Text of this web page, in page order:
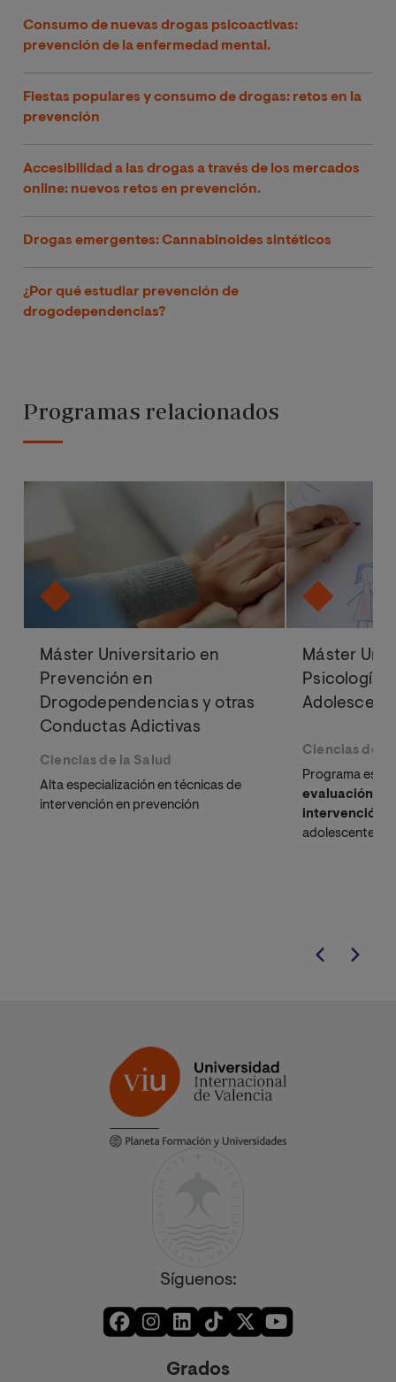
Consumo de nuevas drogas psicoactivas:
prevención de la enfermedad mental.
Fiestas populares y consumo de drogas: retos en la
prevención
Accesibilidad a las drogas a través de los mercados
online: nuevos retos en prevención.
Drogas emergentes: Cannabinoides sintéticos
¿Por qué estudiar prevención de
drogodependencias?
Programas relacionados
Máster Universitario en
Prevención en
Drogodependencias y otras
Conductas Adictivas
Ciencias de la Salud
Alta especialización en técnicas de
intervención en prevención
Máster
Psicología
Ciencias de
Programa
evaluación,
intervención
adolescentes.
Síguenos:
Grados